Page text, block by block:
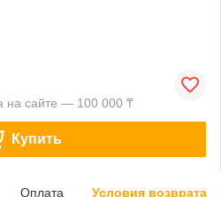
на сайте — 100 000 ₸
Купить
Оплата Условия возврата